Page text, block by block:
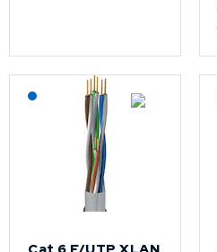
Lagerført: NEK Kabel